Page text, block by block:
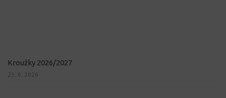
Kroužky 2026/2027
23. 6. 2026